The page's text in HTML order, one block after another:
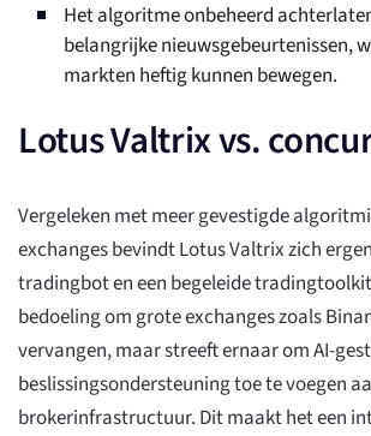
Het algoritme onbeheerd
belangrijke nieuwsgebeurtenissen,
markten heftig kunnen bewegen.
Lotus Valtrix vs.
Vergeleken met meer gevestigde
exchanges bevindt Lotus Valtrix zich
tradingbot en een begeleide
bedoeling om grote exchanges zoals
vervangen, maar streeft ernaar om AI-
beslissingsondersteuning toe te voegen
brokerinfrastructuur. Dit maakt het een